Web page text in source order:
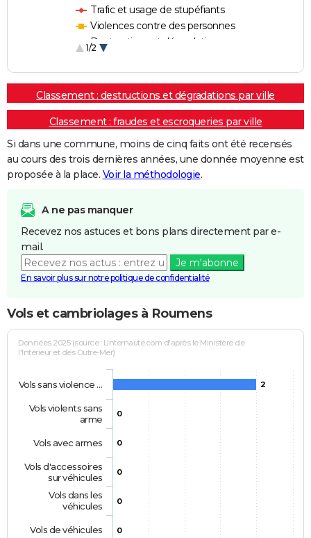
Trafic et usage de stupéfiants
Violences contre des personnes
Destructions et dégradations
1/2
Classement : destructions et dégradations par ville
Classement : fraudes et escroqueries par ville
Si dans une commune, moins de cinq faits ont été recensés
au cours des trois dernières années, une donnée moyenne est
proposée à la place. Voir la méthodologie.
A ne pas manquer
Recevez nos astuces et bons plans directement par e-
mail.
Je m'abonne
En savoir plus sur notre politique de confidentialité
Vols et cambriolages à Roumens
Données 2025 (source : Linternaute.com d'après le Ministère de
l'Intérieur et des Outre-Mer)
2
0
0
0
0
0
Vols sans violence …
Vols violents sans
arme
Vols avec armes
Vols d'accessoires
sur véhicules
Vols dans les
véhicules
Vols de véhicules